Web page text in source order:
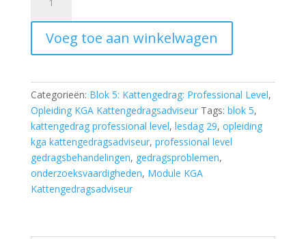
trends
de
hoeveelheid
Voeg toe aan winkelwagen
Categorieën: Blok 5: Kattengedrag: Professional Level,
Opleiding KGA Kattengedragsadviseur Tags: blok 5,
kattengedrag professional level, lesdag 29, opleiding
kga kattengedragsadviseur, professional level
gedragsbehandelingen, gedragsproblemen,
onderzoeksvaardigheden, Module KGA
Kattengedragsadviseur